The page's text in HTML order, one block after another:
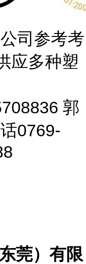
司参考考
应多种塑
郭
0769-
莞）有限